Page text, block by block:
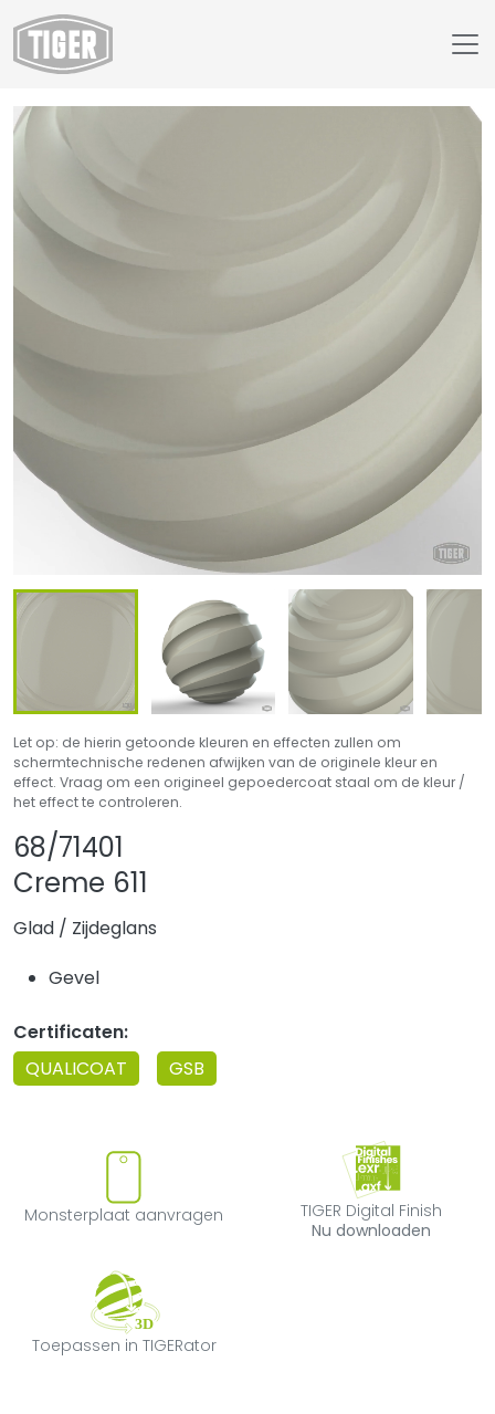
Webshop
68/71401 - Creme 611
Let op: de hierin getoonde kleuren en effecten zullen om
schermtechnische redenen afwijken van de originele kleur en
effect. Vraag om een origineel gepoedercoat staal om de kleur /
het effect te controleren.
68/71401
Creme 611
Glad / Zijdeglans
Gevel
Certificaten:
QUALICOAT
GSB
Monsterplaat aanvragen
Monsterplaat aanvragen
TIGER Digital
TIGER Digital Finish
Nu downloaden
Toepassen in TIGERator
Toepassen in TIGERator